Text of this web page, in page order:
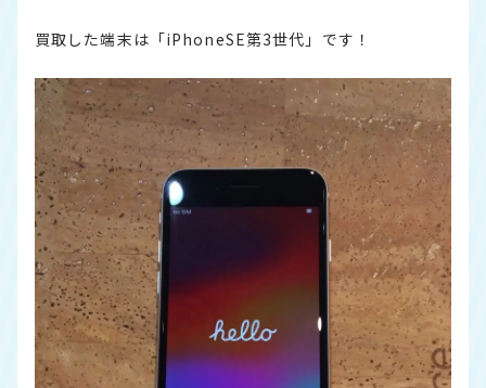
買取した端末は「iPhoneSE第3世代」です！